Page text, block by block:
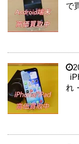
で
れ